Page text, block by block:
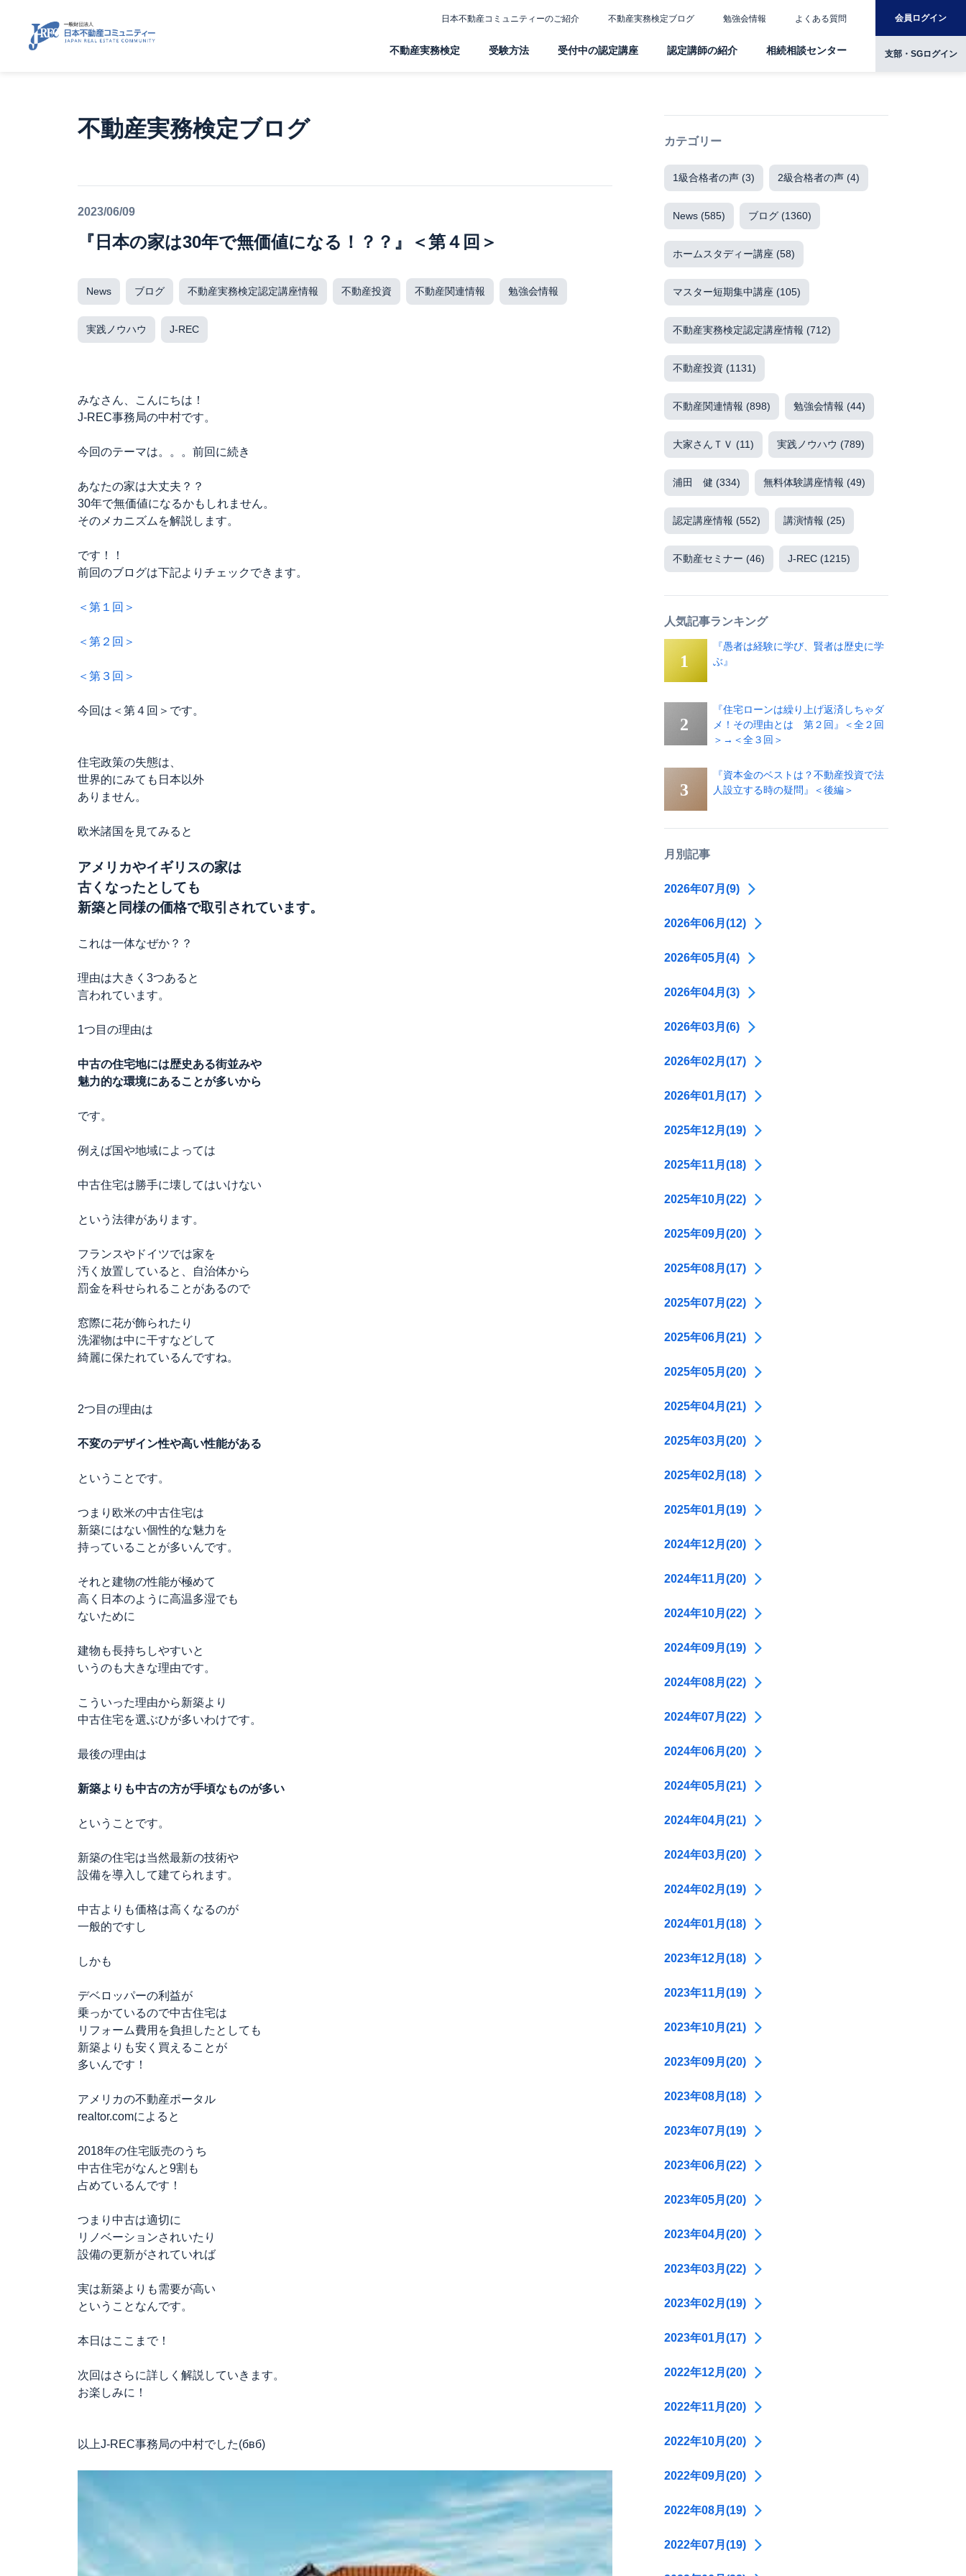
日本不動産コミュニティーのご紹介 不動産実務検定ブログ 勉強会情報 よくある質問 会員ログイン
不動産実務検定 受験方法 受付中の認定講座 認定講師の紹介 相続相談センター 支部・SGログイン
不動産実務検定ブログ
2023/06/09
『日本の家は30年で無価値になる！？？』＜第４回＞
News ブログ 不動産実務検定認定講座情報 不動産投資 不動産関連情報 勉強会情報
実践ノウハウ J-REC
みなさん、こんにちは！
J-REC事務局の中村です。
今回のテーマは。。。前回に続き
あなたの家は大丈夫？？
30年で無価値になるかもしれません。
そのメカニズムを解説します。
です！！
前回のブログは下記よりチェックできます。
＜第１回＞
＜第２回＞
＜第３回＞
今回は＜第４回＞です。
住宅政策の失態は、
世界的にみても日本以外
ありません。
欧米諸国を見てみると
アメリカやイギリスの家は
古くなったとしても
新築と同様の価格で取引されています。
これは一体なぜか？？
理由は大きく3つあると
言われています。
1つ目の理由は
中古の住宅地には歴史ある街並みや
魅力的な環境にあることが多いから
です。
例えば国や地域によっては
中古住宅は勝手に壊してはいけない
という法律があります。
フランスやドイツでは家を
汚く放置していると、自治体から
罰金を科せられることがあるので
窓際に花が飾られたり
洗濯物は中に干すなどして
綺麗に保たれているんですね。
2つ目の理由は
不変のデザイン性や高い性能がある
ということです。
つまり欧米の中古住宅は
新築にはない個性的な魅力を
持っていることが多いんです。
それと建物の性能が極めて
高く日本のように高温多湿でも
ないために
建物も長持ちしやすいと
いうのも大きな理由です。
こういった理由から新築より
中古住宅を選ぶひが多いわけです。
最後の理由は
新築よりも中古の方が手頃なものが多い
ということです。
新築の住宅は当然最新の技術や
設備を導入して建てられます。
中古よりも価格は高くなるのが
一般的ですし
しかも
デベロッパーの利益が
乗っかているので中古住宅は
リフォーム費用を負担したとしても
新築よりも安く買えることが
多いんです！
アメリカの不動産ポータル
realtor.comによると
2018年の住宅販売のうち
中古住宅がなんと9割も
占めているんです！
つまり中古は適切に
リノベーションされいたり
設備の更新がされていれば
実は新築よりも需要が高い
ということなんです。
本日はここまで！
次回はさらに詳しく解説していきます。
お楽しみに！
以上J-REC事務局の中村でした(бвб)
カテゴリー
1級合格者の声 (3) 2級合格者の声 (4)
News (585) ブログ (1360)
ホームスタディー講座 (58)
マスター短期集中講座 (105)
不動産実務検定認定講座情報 (712)
不動産投資 (1131)
不動産関連情報 (898) 勉強会情報 (44)
大家さんＴＶ (11) 実践ノウハウ (789)
浦田 健 (334) 無料体験講座情報 (49)
認定講座情報 (552) 講演情報 (25)
不動産セミナー (46) J-REC (1215)
人気記事ランキング
『愚者は経験に学び、賢者は歴史に学
ぶ』
『住宅ローンは繰り上げ返済しちゃダ
メ！その理由とは 第２回』＜全２回
＞→＜全３回＞
『資本金のベストは？不動産投資で法
人設立する時の疑問』＜後編＞
月別記事
2026年07月(9)
2026年06月(12)
2026年05月(4)
2026年04月(3)
2026年03月(6)
2026年02月(17)
2026年01月(17)
2025年12月(19)
2025年11月(18)
2025年10月(22)
2025年09月(20)
2025年08月(17)
2025年07月(22)
2025年06月(21)
2025年05月(20)
2025年04月(21)
2025年03月(20)
2025年02月(18)
2025年01月(19)
2024年12月(20)
2024年11月(20)
2024年10月(22)
2024年09月(19)
2024年08月(22)
2024年07月(22)
2024年06月(20)
2024年05月(21)
2024年04月(21)
2024年03月(20)
2024年02月(19)
2024年01月(18)
2023年12月(18)
2023年11月(19)
2023年10月(21)
2023年09月(20)
2023年08月(18)
2023年07月(19)
2023年06月(22)
2023年05月(20)
2023年04月(20)
2023年03月(22)
2023年02月(19)
2023年01月(17)
2022年12月(20)
2022年11月(20)
2022年10月(20)
2022年09月(20)
2022年08月(19)
2022年07月(19)